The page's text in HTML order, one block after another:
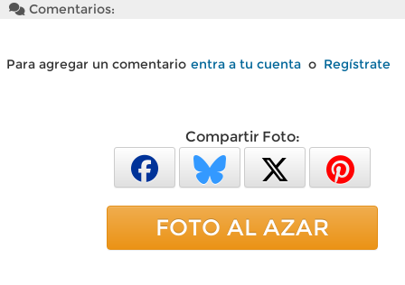
Comentarios:
Para agregar un comentario entra a tu cuenta o Regístrate
Compartir Foto:
FOTO AL AZAR